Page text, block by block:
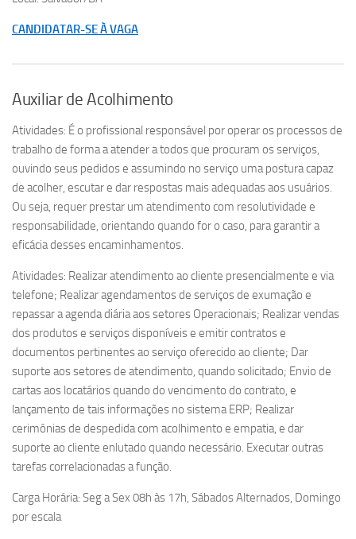
CANDIDATAR-SE À VAGA
Auxiliar de Acolhimento
Atividades: É o profissional responsável por operar os processos de
trabalho de forma a atender a todos que procuram os serviços,
ouvindo seus pedidos e assumindo no serviço uma postura capaz
de acolher, escutar e dar respostas mais adequadas aos usuários.
Ou seja, requer prestar um atendimento com resolutividade e
responsabilidade, orientando quando for o caso, para garantir a
eficácia desses encaminhamentos.
Atividades: Realizar atendimento ao cliente presencialmente e via
telefone; Realizar agendamentos de serviços de exumação e
repassar a agenda diária aos setores Operacionais; Realizar vendas
dos produtos e serviços disponíveis e emitir contratos e
documentos pertinentes ao serviço oferecido ao cliente; Dar
suporte aos setores de atendimento, quando solicitado; Envio de
cartas aos locatários quando do vencimento do contrato, e
lançamento de tais informações no sistema ERP; Realizar
cerimônias de despedida com acolhimento e empatia, e dar
suporte ao cliente enlutado quando necessário. Executar outras
tarefas correlacionadas a função.
Carga Horária: Seg a Sex 08h às 17h, Sábados Alternados, Domingo
por escala